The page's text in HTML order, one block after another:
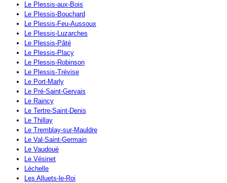
Le Plessis-aux-Bois
Le Plessis-Bouchard
Le Plessis-Feu-Aussoux
Le Plessis-Luzarches
Le Plessis-Pâté
Le Plessis-Placy
Le Plessis-Robinson
Le Plessis-Trévise
Le Port-Marly
Le Pré-Saint-Gervais
Le Raincy
Le Tertre-Saint-Denis
Le Thillay
Le Tremblay-sur-Mauldre
Le Val-Saint-Germain
Le Vaudoué
Le Vésinet
Léchelle
Les Alluets-le-Roi